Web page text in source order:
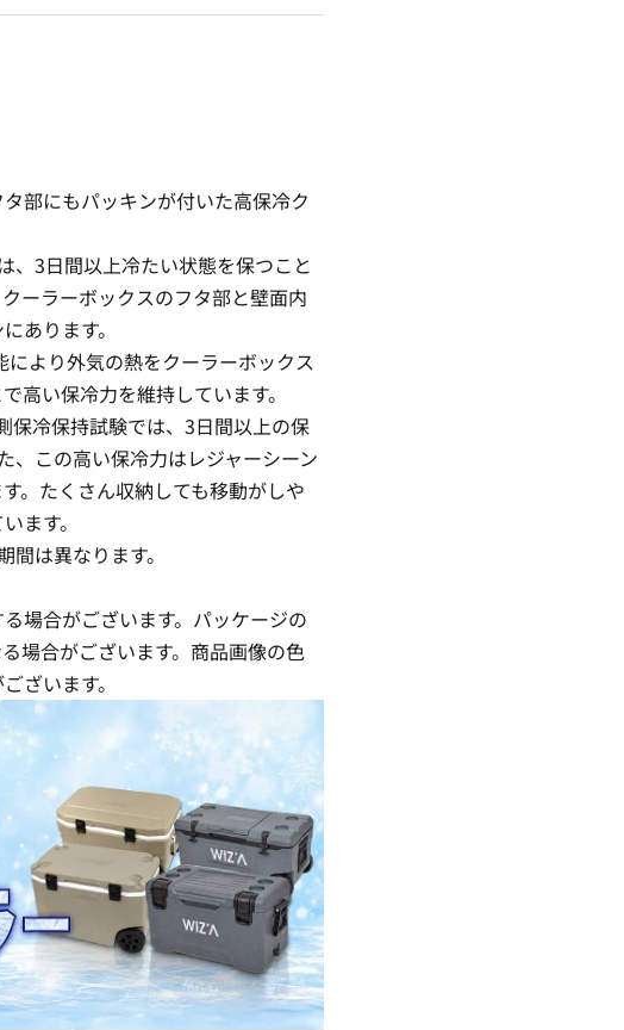
部にもパッキンが付いた高保冷ク
3日間以上冷たい状態を保つこと
ーラーボックスのフタ部と壁面内
あります。
より外気の熱をクーラーボックス
高い保冷力を維持しています。
冷保持試験では、3日間以上の保
、この高い保冷力はレジャーシーン
。たくさん収納しても移動がしや
ます。
間は異なります。
場合がございます。パッケージの
場合がございます。商品画像の色
ざいます。